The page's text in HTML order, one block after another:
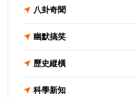
八卦奇聞
幽默搞笑
歷史縱橫
科學新知